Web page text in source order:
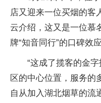
店又迎来一位买烟的客
云介绍，这又是一位慕
牌“知音同行”的口碑效应
“这成了揽客的金
区的中心位置，服务的
自从加入湖北烟草的流